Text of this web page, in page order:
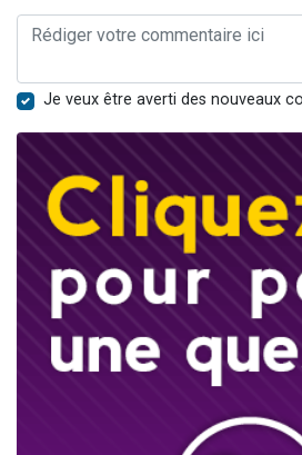
Je veux être averti des nouveaux